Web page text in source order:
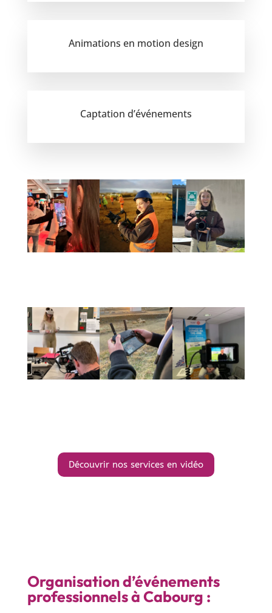
Animations en motion design
Captation d’événements
Découvrir nos services en vidéo
Organisation d’événements
professionnels à Cabourg :